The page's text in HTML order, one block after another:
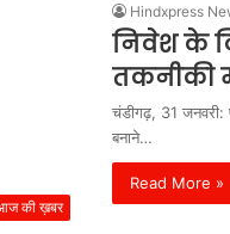
Hindxpress
निवेश के
तकनीकी
चंडीगढ़, 31 जनवरी:
बनाने…
Read More »
की ख़बर